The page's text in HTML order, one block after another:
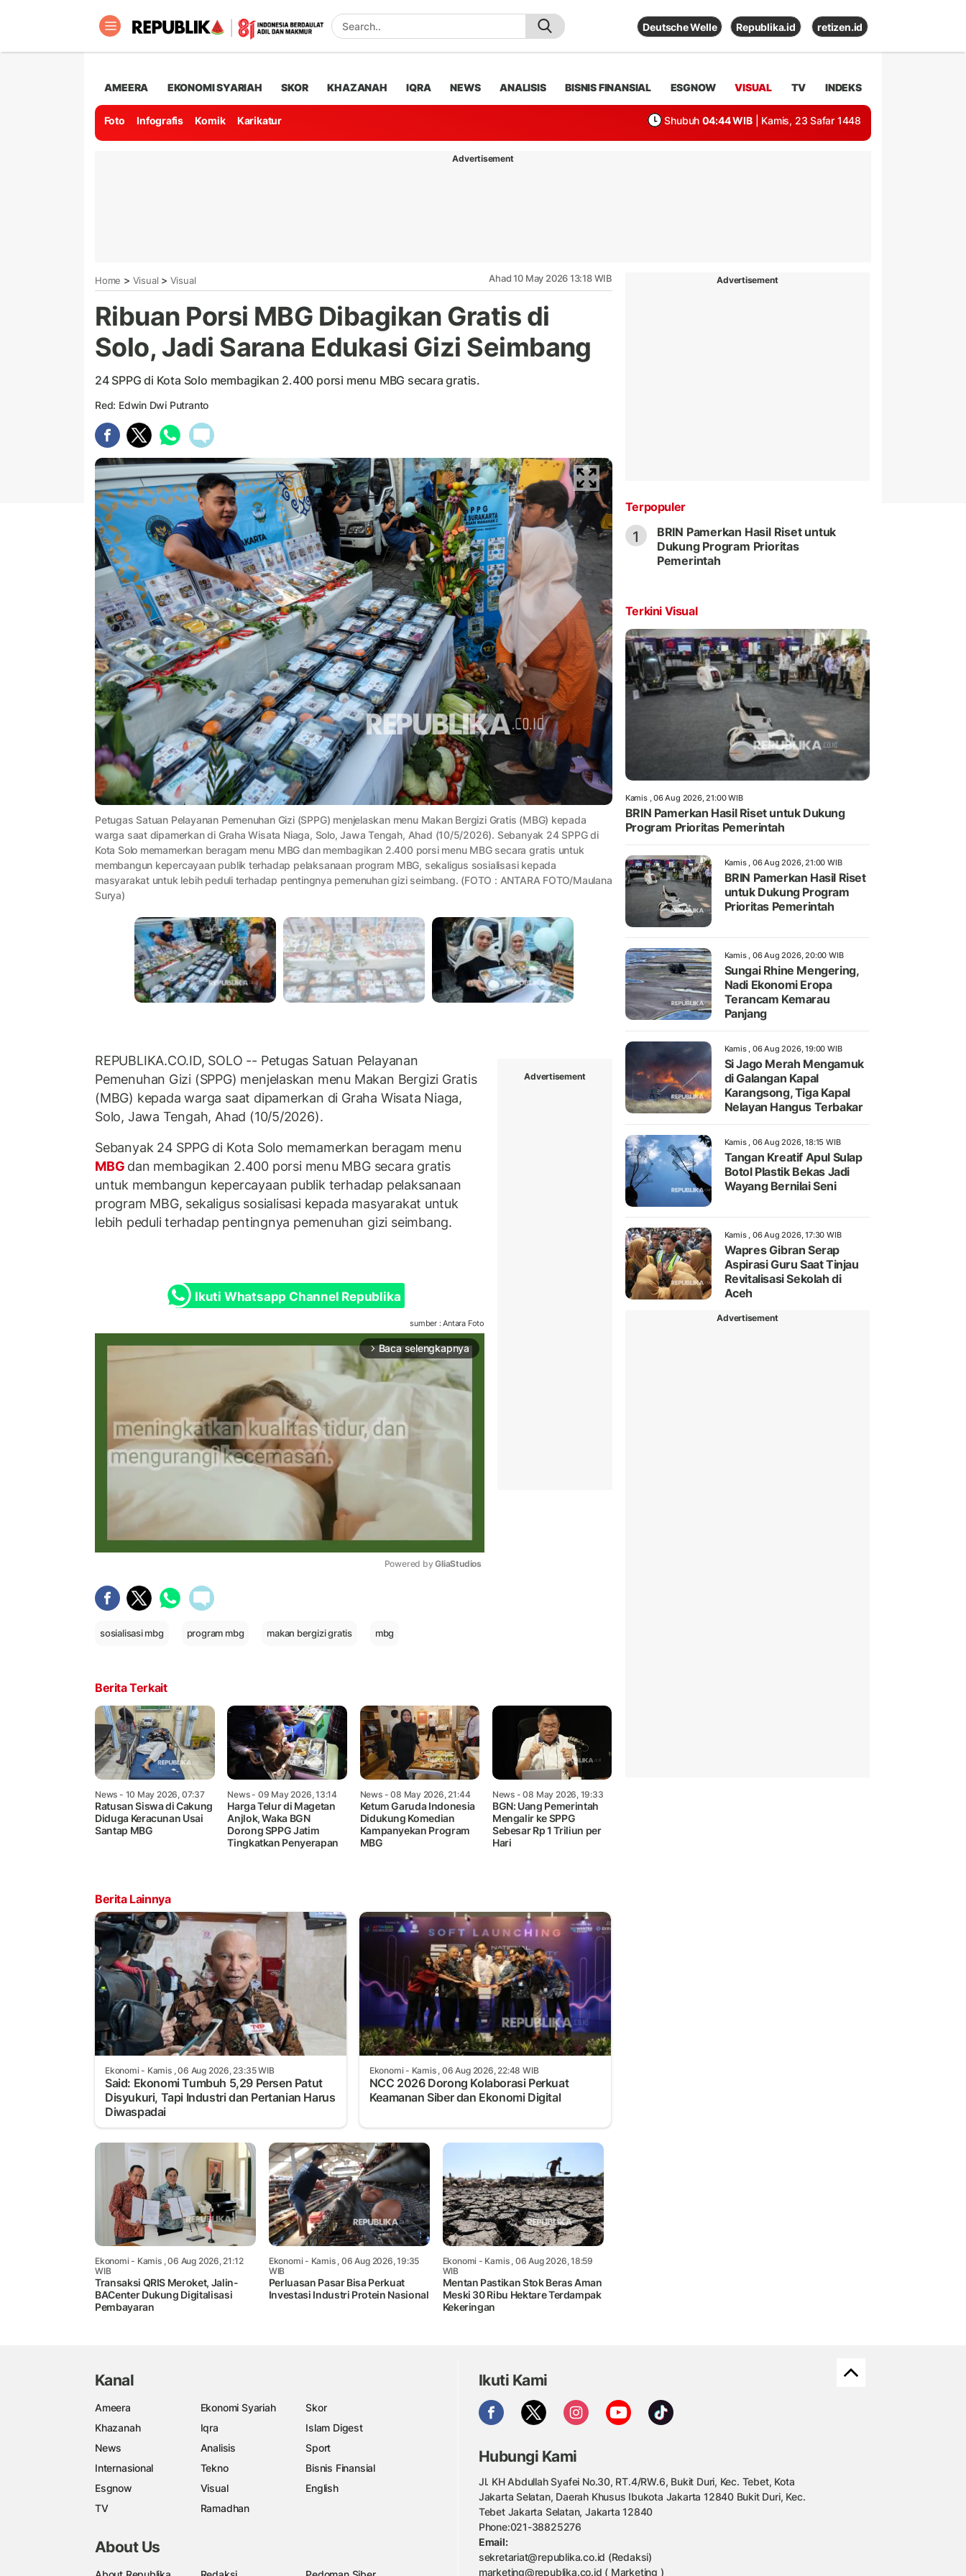
Deutsche Welle Republika.id retizen.id
AMEERA EKONOMI SYARIAH SKOR KHAZANAH IQRA NEWS ANALISIS BISNIS FINANSIAL ESGNOW VISUAL TV INDEKS
Foto Infografis Komik Karikatur Shubuh 04:44 WIB | Kamis, 23 Safar 1448
Advertisement
Home > Visual > Visual Ahad 10 May 2026 13:18 WIB
Ribuan Porsi MBG Dibagikan Gratis di
Solo, Jadi Sarana Edukasi Gizi Seimbang
24 SPPG di Kota Solo membagikan 2.400 porsi menu MBG secara gratis.
Red: Edwin Dwi Putranto
Petugas Satuan Pelayanan Pemenuhan Gizi (SPPG) menjelaskan menu Makan Bergizi Gratis (MBG) kepada
warga saat dipamerkan di Graha Wisata Niaga, Solo, Jawa Tengah, Ahad (10/5/2026). Sebanyak 24 SPPG di
Kota Solo memamerkan beragam menu MBG dan membagikan 2.400 porsi menu MBG secara gratis untuk
membangun kepercayaan publik terhadap pelaksanaan program MBG, sekaligus sosialisasi kepada
masyarakat untuk lebih peduli terhadap pentingnya pemenuhan gizi seimbang. (FOTO : ANTARA FOTO/Maulana
Surya)
REPUBLIKA.CO.ID, SOLO -- Petugas Satuan Pelayanan
Pemenuhan Gizi (SPPG) menjelaskan menu Makan Bergizi Gratis
(MBG) kepada warga saat dipamerkan di Graha Wisata Niaga,
Solo, Jawa Tengah, Ahad (10/5/2026).
Sebanyak 24 SPPG di Kota Solo memamerkan beragam menu
MBG dan membagikan 2.400 porsi menu MBG secara gratis
untuk membangun kepercayaan publik terhadap pelaksanaan
program MBG, sekaligus sosialisasi kepada masyarakat untuk
lebih peduli terhadap pentingnya pemenuhan gizi seimbang.
Ikuti Whatsapp Channel Republika
sumber : Antara Foto
arrow_forward_ios Baca selengkapnya
Powered by GliaStudios
Advertisement
sosialisasi mbg program mbg makan bergizi gratis mbg
Berita Terkait
News - 10 May 2026, 07:37
Ratusan Siswa di Cakung
Diduga Keracunan Usai
Santap MBG
News- 09 May 2026, 13:14
Harga Telur di Magetan
Anjlok, Waka BGN
Dorong SPPG Jatim
Tingkatkan Penyerapan
News- 08 May 2026, 21:44
Ketum Garuda Indonesia
Didukung Komedian
Kampanyekan Program
MBG
News - 08 May 2026, 19:33
BGN: Uang Pemerintah
Mengalir ke SPPG
Sebesar Rp 1 Triliun per
Hari
Berita Lainnya
Ekonomi- Kamis , 06 Aug 2026, 23:35 WIB
Said: Ekonomi Tumbuh 5,29 Persen Patut
Disyukuri, Tapi Industri dan Pertanian Harus
Diwaspadai
Ekonomi- Kamis , 06 Aug 2026, 22:48 WIB
NCC 2026 Dorong Kolaborasi Perkuat
Keamanan Siber dan Ekonomi Digital
Ekonomi- Kamis , 06 Aug 2026, 21:12
WIB
Transaksi QRIS Meroket, Jalin-
BACenter Dukung Digitalisasi
Pembayaran
Ekonomi- Kamis , 06 Aug 2026, 19:35
WIB
Perluasan Pasar Bisa Perkuat
Investasi Industri Protein Nasional
Ekonomi - Kamis , 06 Aug 2026, 18:59
WIB
Mentan Pastikan Stok Beras Aman
Meski 30 Ribu Hektare Terdampak
Kekeringan
Advertisement
Terpopuler
1
BRIN Pamerkan Hasil Riset untuk
Dukung Program Prioritas
Pemerintah
Terkini Visual
Kamis , 06 Aug 2026, 21:00 WIB
BRIN Pamerkan Hasil Riset untuk Dukung
Program Prioritas Pemerintah
Kamis , 06 Aug 2026, 21:00 WIB
BRIN Pamerkan Hasil Riset
untuk Dukung Program
Prioritas Pemerintah
Kamis , 06 Aug 2026, 20:00 WIB
Sungai Rhine Mengering,
Nadi Ekonomi Eropa
Terancam Kemarau
Panjang
Kamis , 06 Aug 2026, 19:00 WIB
Si Jago Merah Mengamuk
di Galangan Kapal
Karangsong, Tiga Kapal
Nelayan Hangus Terbakar
Kamis , 06 Aug 2026, 18:15 WIB
Tangan Kreatif Apul Sulap
Botol Plastik Bekas Jadi
Wayang Bernilai Seni
Kamis , 06 Aug 2026, 17:30 WIB
Wapres Gibran Serap
Aspirasi Guru Saat Tinjau
Revitalisasi Sekolah di
Aceh
Advertisement
Kanal
Ameera Ekonomi Syariah
Skor
Khazanah
Iqra
Islam Digest
News
Analisis
Sport
Internasional
Tekno
Bisnis Finansial
Esgnow
Visual
English
TV
Ramadhan
About Us
Ikuti Kami
Hubungi Kami
Jl. KH Abdullah Syafei No.30, RT.4/RW.6, Bukit Duri, Kec. Tebet, Kota
Jakarta Selatan, Daerah Khusus Ibukota Jakarta 12840 Bukit Duri, Kec.
Tebet Jakarta Selatan, Jakarta 12840
Phone:021-38825276
Email:
sekretariat@republika.co.id (Redaksi)
marketing@republika.co.id ( Marketing )